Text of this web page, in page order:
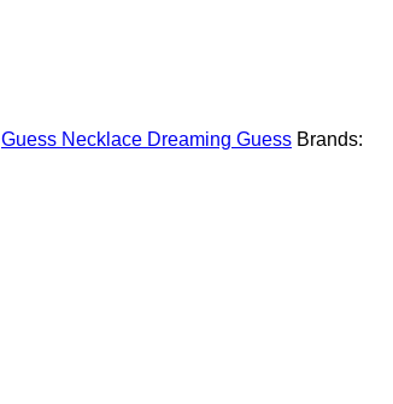
Guess Necklace Dreaming Guess Brands: